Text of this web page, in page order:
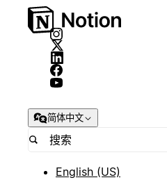
简体中文
English (US)